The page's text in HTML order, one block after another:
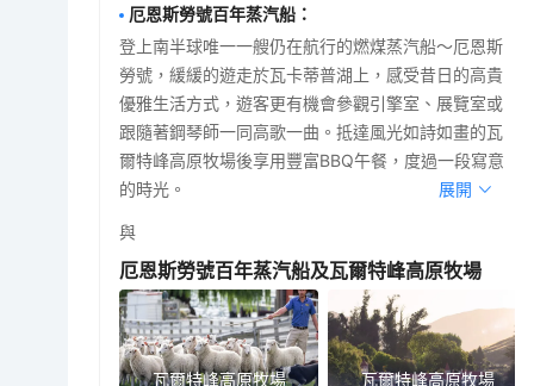
厄恩斯勞號百年蒸汽船 ：
登上南半球唯一一艘仍在航行的燃煤蒸汽船～厄恩斯
勞號，緩緩的遊走於瓦卡蒂普湖上，感受昔日的高貴
優雅生活方式，遊客更有機會參觀引擎室、展覽室或
跟隨著鋼琴師一同高歌一曲。抵達風光如詩如畫的瓦
爾特峰高原牧場後享用豐富BBQ午餐，度過一段寫意
的時光。
展開
與
厄恩斯勞號百年蒸汽船及瓦爾特峰高原牧場
瓦爾特峰高原牧場 瓦爾特峰高原牧場